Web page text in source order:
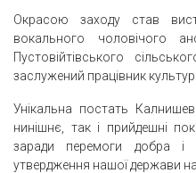
Окрасою заходу став
вокального чоловічого
Пустовійтівського
заслужений працівник
Унікальна постать
нинішнє, так і прийдешні
заради перемоги добра і
утвердження нашої держави